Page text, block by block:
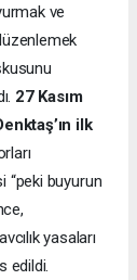
ve
27 Kasım
ilk
“peki buyurun
yasaları
edildi.